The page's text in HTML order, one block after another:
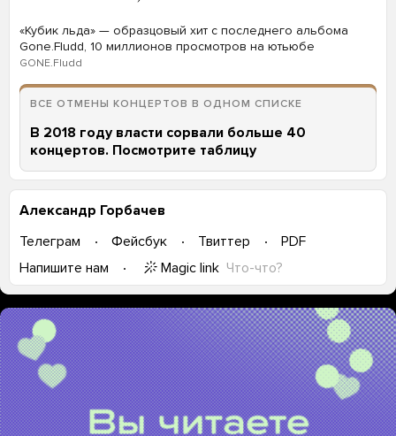
«Кубик льда» — образцовый хит с последнего альбома
Gone.Fludd, 10 миллионов просмотров на ютьюбе
GONE.Fludd
ВСЕ ОТМЕНЫ КОНЦЕРТОВ В ОДНОМ СПИСКЕ
В 2018 году власти сорвали больше 40
концертов. Посмотрите таблицу
Александр Горбачев
Телеграм
Фейсбук Твиттер
PDF
Напишите нам
Magic link Что-что?